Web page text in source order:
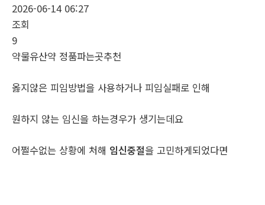
2026-06-14 06:27
조회
9
약물유산약 정품파는곳추천
옳지않은 피임방법을 사용하거나 피임실패로 인해
원하지 않는 임신을 하는경우가 생기는데요
어쩔수없는 상황에 처해 임신중절을 고민하게되었다면